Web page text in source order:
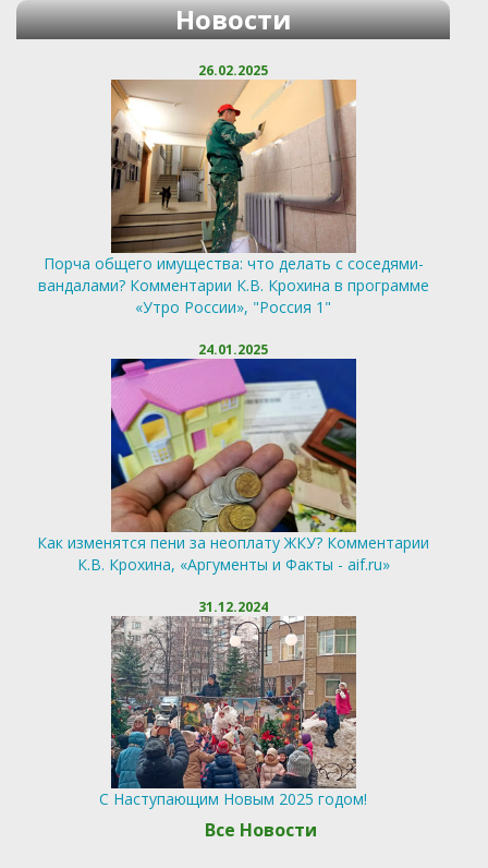
Новости
26.02.2025
Порча общего имущества: что делать с соседями-
вандалами? Комментарии К.В. Крохина в программе
«Утро России», "Россия 1"
24.01.2025
Как изменятся пени за неоплату ЖКУ? Комментарии
К.В. Крохина, «Аргументы и Факты - aif.ru»
31.12.2024
С Наступающим Новым 2025 годом!
Все Новости